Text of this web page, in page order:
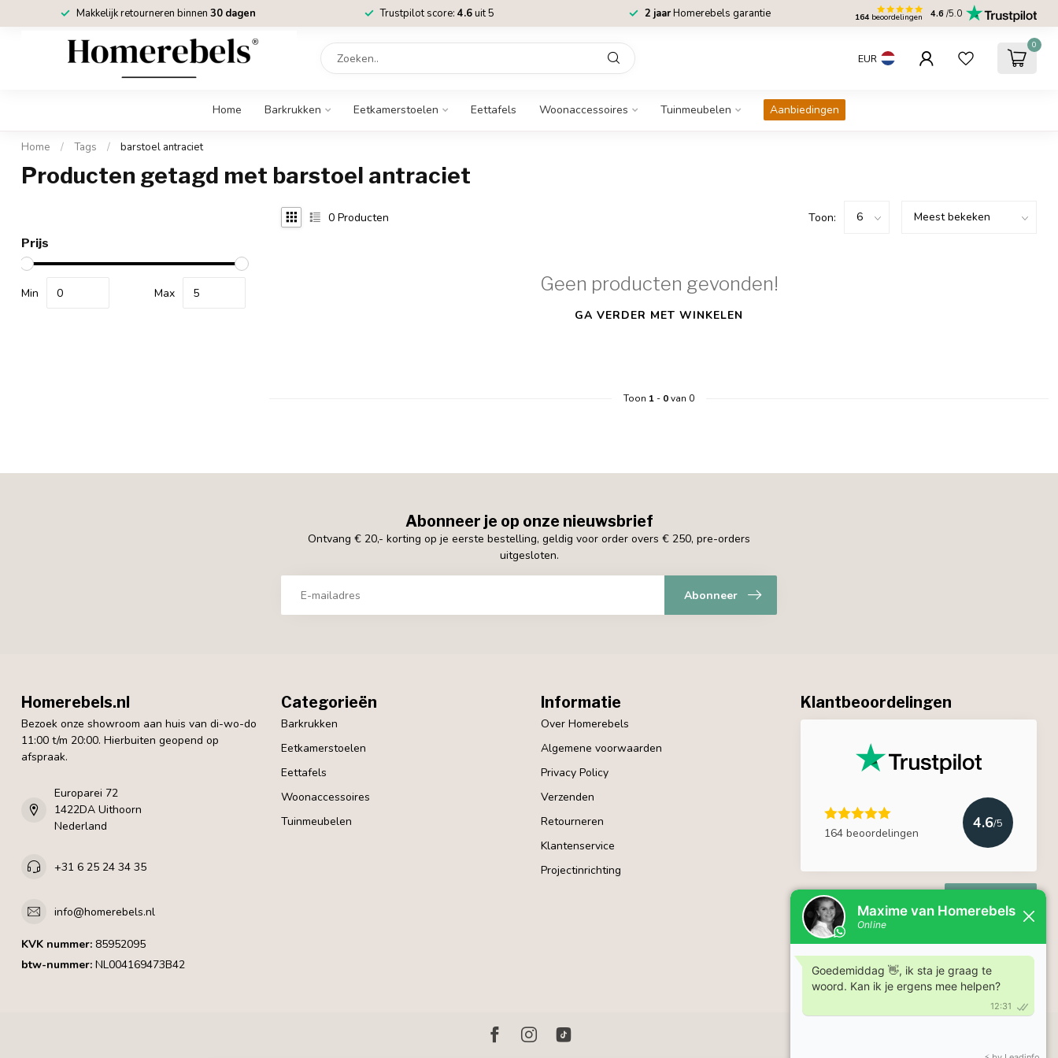
Makkelijk retourneren binnen 30 dagen Trustpilot score: 4.6uit 5 2 jaarHomerebels garantie 164 beoordelingen 4.6 /5.0
EUR
0
Home Barkrukken Eetkamerstoelen Eettafels Woonaccessoires Tuinmeubelen Aanbiedingen
Home / Tags / barstoel antraciet
Producten getagd met barstoel antraciet
Prijs
Min Max
0 Producten Toon:
Geen producten gevonden!
GA VERDER MET WINKELEN
Toon 1- 0van 0
Abonneer je op onze nieuwsbrief
Ontvang € 20,- korting op je eerste bestelling, geldig voor order overs € 250, pre-orders
uitgesloten.
Abonneer
Homerebels.nl
Bezoek onze showroom aan huis van di-wo-do
11:00 t/m 20:00. Hierbuiten geopend op
afspraak.
Europarei 72
1422DA Uithoorn
Nederland
+31 6 25 24 34 35
info@homerebels.nl
KVK nummer: 85952095
btw-nummer: NL004169473B42
Categorieën
Barkrukken
Eetkamerstoelen
Eettafels
Woonaccessoires
Tuinmeubelen
Informatie
Over Homerebels
Algemene voorwaarden
Privacy Policy
Verzenden
Retourneren
Klantenservice
Projectinrichting
Klantbeoordelingen
164 beoordelingen
4.6/5